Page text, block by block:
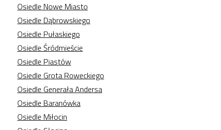
Osiedle Nowe Miasto
Osiedle Dąbrowskiego
Osiedle Pułaskiego
Osiedle Śródmieście
Osiedle Piastów
Osiedle Grota Roweckiego
Osiedle Generała Andersa
Osiedle Baranówka
Osiedle Miłocin